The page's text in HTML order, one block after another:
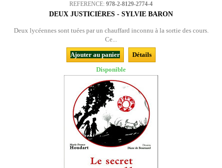
REFERENCE: 978-2-8129-2774-4
DEUX JUSTICIÈRES - SYLVIE BARON
Deux lycéennes sont tuées par un chauffard inconnu à la sortie des cours.
Ce...
Ajouter au panier
Détails
Disponible